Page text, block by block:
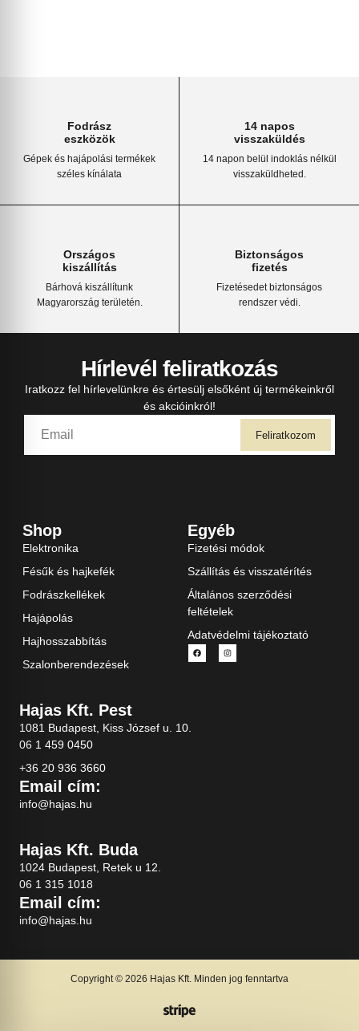
Fodrász
eszközök
Gépek és hajápolási termékek
széles kínálata
14 napos
visszaküldés
14 napon belül indoklás nélkül
visszaküldheted.
Országos
kiszállítás
Bárhová kiszállítunk
Magyarország területén.
Biztonságos
fizetés
Fizetésedet biztonságos
rendszer védi.
Hírlevél feliratkozás
Iratkozz fel hírlevelünkre és értesülj elsőként új termékeinkről
és akcióinkról!
Feliratkozom
Shop
Elektronika
Fésűk és hajkefék
Fodrászkellékek
Hajápolás
Hajhosszabbítás
Szalonberendezések
Egyéb
Fizetési módok
Szállítás és visszatérítés
Általános szerződési
feltételek
Adatvédelmi tájékoztató
Hajas Kft. Pest
1081 Budapest, Kiss József u. 10.
06 1 459 0450
+36 20 936 3660
Email cím:
info@hajas.hu
Hajas Kft. Buda
1024 Budapest, Retek u 12.
06 1 315 1018
Email cím:
info@hajas.hu
Copyright © 2026 Hajas Kft. Minden jog fenntartva